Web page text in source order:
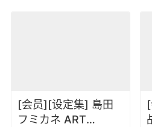
[会员][设定集] 島田
フミカネ ART